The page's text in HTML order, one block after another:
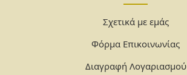
Σχετικά με εμάς
Φόρμα Επικοινωνίας
Διαγραφή Λογαριασμού